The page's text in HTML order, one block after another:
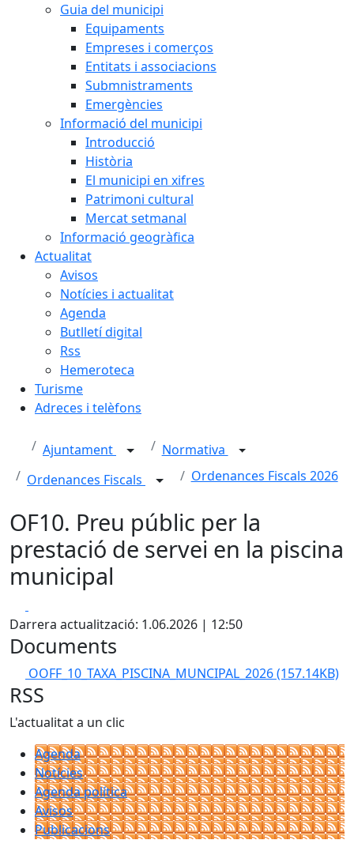
Guia del municipi
Equipaments
Empreses i comerços
Entitats i associacions
Submnistraments
Emergències
Informació del municipi
Introducció
Història
El municipi en xifres
Patrimoni cultural
Mercat setmanal
Informació geogràfica
Actualitat
Avisos
Notícies i actualitat
Agenda
Butlletí digital
Rss
Hemeroteca
Turisme
Adreces i telèfons
Ajuntament
Normativa
Ordenances Fiscals
Ordenances Fiscals 2026
OF10. Preu públic per la
prestació de servei en la piscina
municipal
Darrera actualització: 1.06.2026 | 12:50
Documents
OOFF_10_TAXA_PISCINA_MUNCIPAL_2026(157.14KB)
RSS
L'actualitat a un clic
Agenda
Notícies
Agenda política
Avisos
Publicacions